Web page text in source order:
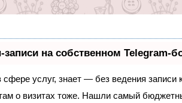
на собственном Telegram-
сфере услуг, знает — без ведения
о визитах тоже. Нашли самый